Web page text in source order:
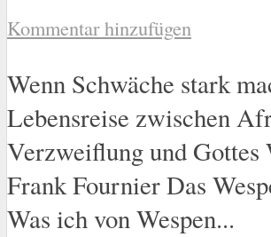
Kommentar hinzufügen
Wenn Schwäche stark
Lebensreise zwischen
Verzweiflung und Gottes
Frank Fournier Das
Was ich von Wespen...